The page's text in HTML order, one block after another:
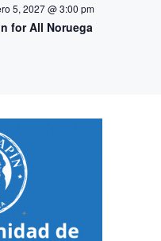
5, 2027 @ 3:00 pm
for All Noruega